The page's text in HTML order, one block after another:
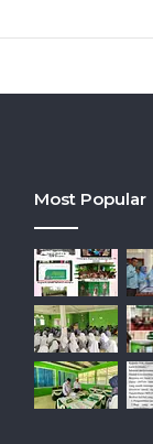
Most Popular